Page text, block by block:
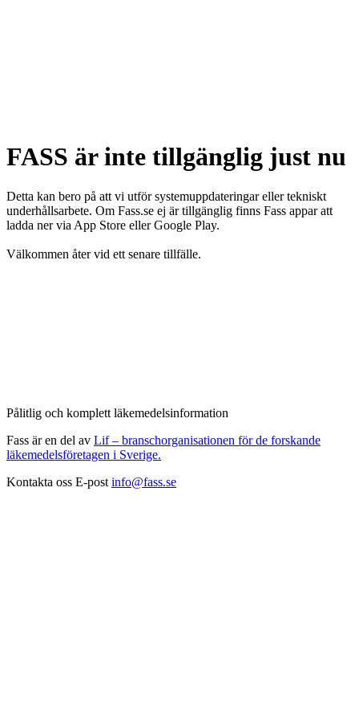
FASS är inte tillgänglig just nu
Detta kan bero på att vi utför systemuppdateringar eller tekniskt
underhållsarbete. Om Fass.se ej är tillgänglig finns Fass appar att
ladda ner via App Store eller Google Play.
Välkommen åter vid ett senare tillfälle.
Pålitlig och komplett läkemedelsinformation
Fass är en del av Lif – branschorganisationen för de forskande
läkemedelsföretagen i Sverige.
Kontakta oss E-post info@fass.se